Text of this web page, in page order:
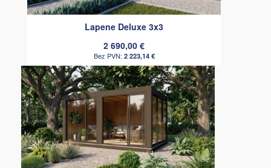
Lapene Deluxe 3x3
2 690,00 €
2 223,14 €